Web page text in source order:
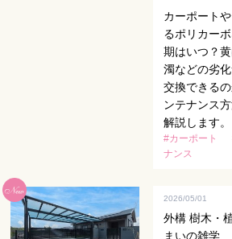
カーポート
るポリカー
期はいつ？
濁などの劣
交換できる
ンテナンス
解説します。
#カーポート
ナンス
2026/05/01
外構 樹木・
まいの雑学